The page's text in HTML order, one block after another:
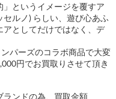
というイメージを覆すア
セルノ) らしい、遊び心あふ
としてだけではなく、デ
パーズのコラボ商品で大変
円でお買取りさせて頂き
ランドの為、買取金額